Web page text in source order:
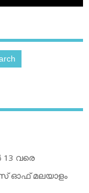
വരെ
ഓഫ് മലയാളം